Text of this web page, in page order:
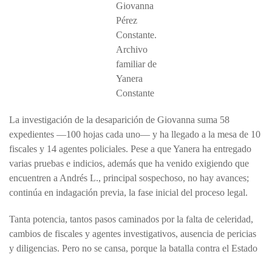
Giovanna
Pérez
Constante.
Archivo
familiar de
Yanera
Constante
La investigación de la desaparición de Giovanna suma 58
expedientes —100 hojas cada uno— y ha llegado a la mesa de 10
fiscales y 14 agentes policiales. Pese a que Yanera ha entregado
varias pruebas e indicios, además que ha venido exigiendo que
encuentren a Andrés L., principal sospechoso, no hay avances;
continúa en indagación previa, la fase inicial del proceso legal.
Tanta potencia, tantos pasos caminados por la falta de celeridad,
cambios de fiscales y agentes investigativos, ausencia de pericias
y diligencias. Pero no se cansa, porque la batalla contra el Estado